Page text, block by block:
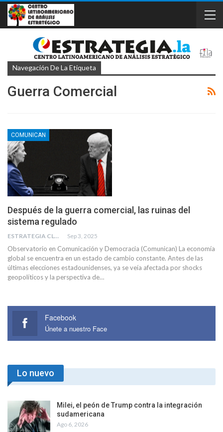
Navegación De La Etiqueta
Guerra Comercial
COMUNICAN
Después de la guerra comercial, las ruinas del
sistema regulado
ESTRATEGIA CLAE Sep 3, 2025
Observatorio en Comunicación y Democracia (Comunican) La economía
global se encuentra en un estado de cambio constante. Antes de las
últimas elecciones estadounidenses, ya se veía afectada por shocks
geopolíticos y la perspectiva de…
Facebook
Únete a nuestro Face
Lo nuevo
Milei, el peón de Trump contra la integración
sudamericana
Ago 6, 2026